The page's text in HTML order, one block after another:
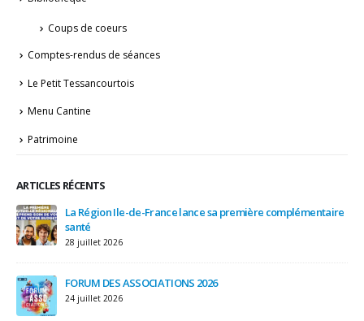
Coups de coeurs
Comptes-rendus de séances
Le Petit Tessancourtois
Menu Cantine
Patrimoine
ARTICLES RÉCENTS
La Région Ile-de-France lance sa première complémentaire
santé
28 juillet 2026
FORUM DES ASSOCIATIONS 2026
24 juillet 2026